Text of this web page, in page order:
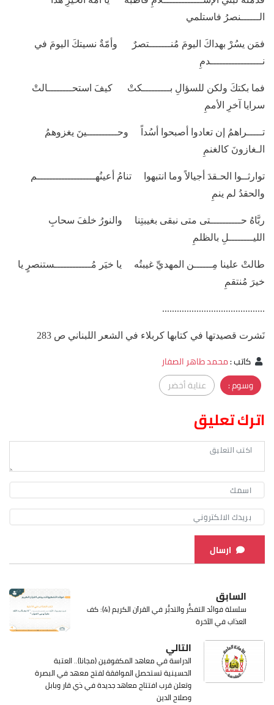
الــــــنصرُ فاستلمي
فمَن يسُرْ بهداكَ اليومَ مُنـــــــتصرٌ وأمّةٌ نسيتكَ اليومَ في
نـــــــــــــــــدمِ
فما بكتكَ ولكن للسؤالِ بـــــــــكتْ كيفَ استحــــــــالتْ
سرايا آخرِ الأممِ
تـــــراهمُ إن تعادوا أصبحوا أسُداً وحــــــــــينَ يغزوهمُ
الـغازونَ كالغنمِ
توارثــوا الحـقدَ أجيالاً وما انتبهوا تنامُ أعينُهـــــــــــــــــــم
والحقدُ لم ينمِ
ربَّاهُ حــــــــــتى متى نبقى بغيبتِنا والنورُ خلفَ سحابِ
الليــــــــلِ بالظلمِ
طالتْ علينا مِــــــن المهديِّ غيبتُه يا خيَر مُــــــــــــستنصرٍ يا
خيرَ مُنتقمِ
..........................................
نَشرت قصيدتها في كتابها كربلاء في الشعر اللبناني ص 283
كاتب:محمد طاهر الصفار
وسوم :
عناية أخضر
اترك تعليق
ارسال
السابق
سلسلة فوائد التفكُّر والتدبُّر في القرآن الكريم (4): كف
العذاب في الآخرة
التالي
الدراسة في معاهد المكفوفين (مجانا).. العتبة
الحسينية تستحصل الموافقة لفتح معهد في البصرة
وتعلن قرب افتتاح معاهد جديدة في ذي قار وبابل
وصلاح الدين